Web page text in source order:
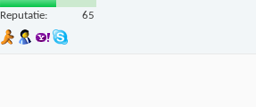
Reputatie: 65